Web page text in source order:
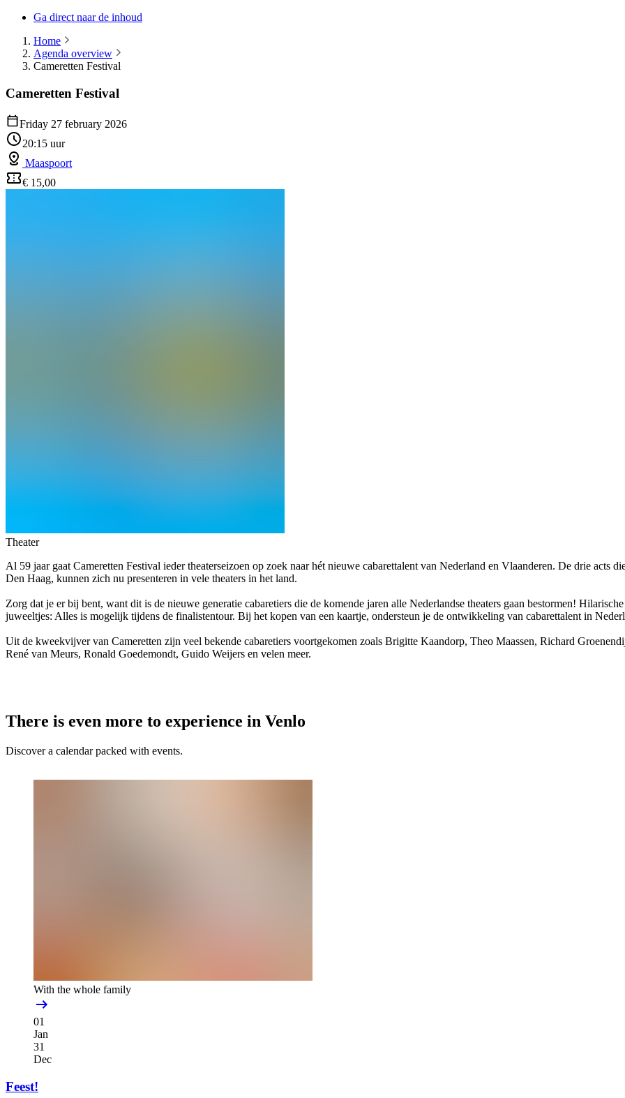
Ga direct naar de inhoud
Home
Agenda overview
Cameretten Festival
Cameretten Festival
Friday 27 february 2026
20:15 uur
Maaspoort
€ 15,00
Theater
Al 59 jaar gaat Cameretten Festival ieder theaterseizoen op zoek naar hét nieuwe cabarettalent van Nederland en Vlaanderen. De drie
Den Haag, kunnen zich nu presenteren in vele theaters in het land.
Zorg dat je er bij bent, want dit is de nieuwe generatie cabaretiers die de komende jaren alle Nederlandse theaters gaan bestormen!
juweeltjes: Alles is mogelijk tijdens de finalistentour. Bij het kopen van een kaartje, ondersteun je de ontwikkeling van cabarettalent in
Uit de kweekvijver van Cameretten zijn veel bekende cabaretiers voortgekomen zoals Brigitte Kaandorp, Theo Maassen, Richard
René van Meurs, Ronald Goedemondt, Guido Weijers en velen meer.
There is even more to experience in Venlo
Discover a calendar packed with events.
With the whole family
01
Jan
31
Dec
Feest!